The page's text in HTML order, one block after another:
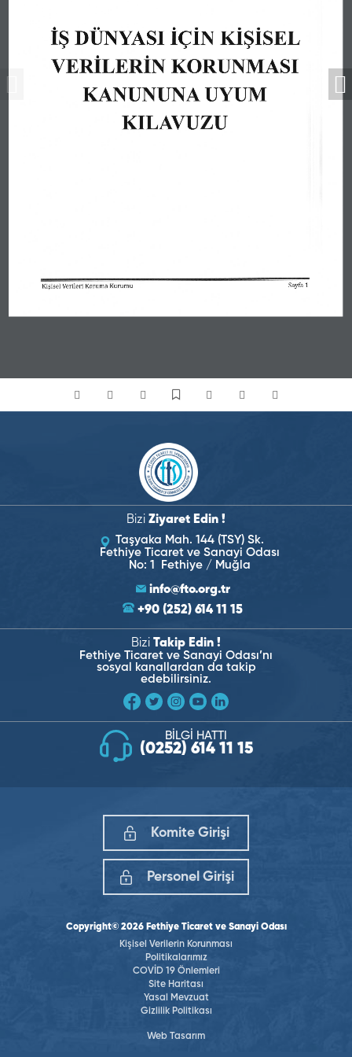
Bizi Ziyaret Edin !
Taşyaka Mah. 144 (TSY) Sk.
Fethiye Ticaret ve Sanayi Odası
No: 1 Fethiye / Muğla
info@fto.org.tr
+90 (252) 614 11 15
Bizi Takip Edin !
Fethiye Ticaret ve Sanayi Odası’nı
sosyal kanallardan da takip
edebilirsiniz.
BİLGİ HATTI
(0252) 614 11 15
Komite Girişi
Personel Girişi
Copyright© 2026 Fethiye Ticaret ve Sanayi Odası
Kişisel Verilerin Korunması
Politikalarımız
COVİD 19 Önlemleri
Site Haritası
Yasal Mevzuat
Gizlilik Politikası
Web Tasarım